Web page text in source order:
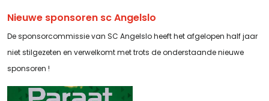
Nieuwe sponsoren sc Angelslo
De sponsorcommissie van SC Angelslo heeft het afgelopen half jaar
niet stilgezeten en verwelkomt met trots de onderstaande nieuwe
sponsoren !